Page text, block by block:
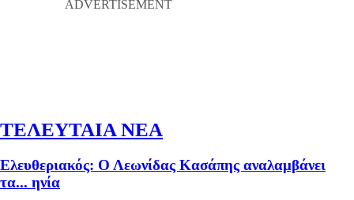
ΤΕΛΕΥΤΑΙΑ ΝΕΑ
Ελευθεριακός: Ο Λεωνίδας Κασάπης αναλαμβάνει
τα... ηνία